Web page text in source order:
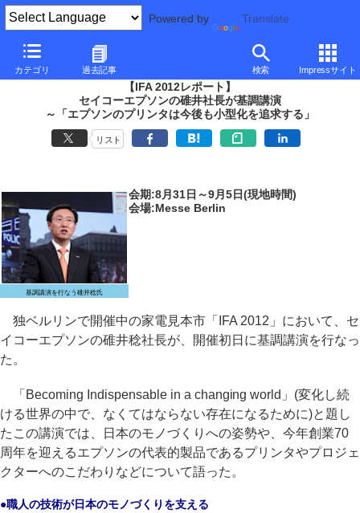
Powered by Translate
カテゴリ 過去記事 検索 Impressサイト
PC Watch イベント
【IFA 2012レポート】
セイコーエプソンの碓井社長が基調講演
～「エプソンのプリンタは今後も小型化を追求する」
リスト
基調講演を行なう碓井稔氏
会期:8月31日～9月5日(現地時間)
会場:Messe Berlin
独ベルリンで開催中の家電見本市「IFA 2012」において、セ
イコーエプソンの碓井稔社長が、開催初日に基調講演を行なっ
た。
「Becoming Indispensable in a changing world」(変化し続
ける世界の中で、なくてはならない存在になるために)と題し
たこの講演では、日本のモノづくりへの姿勢や、今年創業70
周年を迎えるエプソンの代表的製品であるプリンタやプロジェ
クターへのこだわりなどについて語った。
●職人の技術が日本のモノづくりを支える